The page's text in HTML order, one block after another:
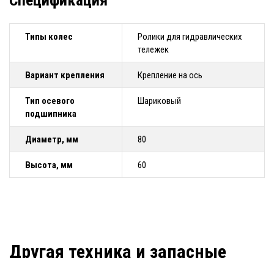
Типы колес
Ролики для гидравлических
тележек
Вариант крепления Крепление на ось
Тип осевого
подшипника
Шариковый
Диаметр, мм 80
Высота, мм 60
Другая техника и запасные